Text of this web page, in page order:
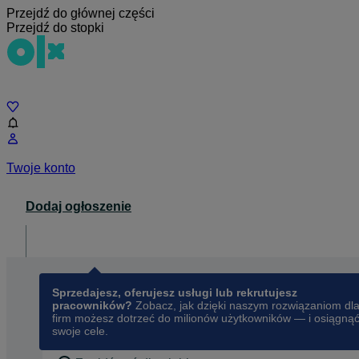
Przejdź do głównej części
Przejdź do stopki
Twoje konto
Dodaj ogłoszenie
Sprzedajesz, oferujesz usługi lub rekrutujesz
pracowników? Zobacz, jak dzięki naszym rozwiązaniom dla
firm możesz dotrzeć do milionów użytkowników — i osiągnąć
swoje cele.